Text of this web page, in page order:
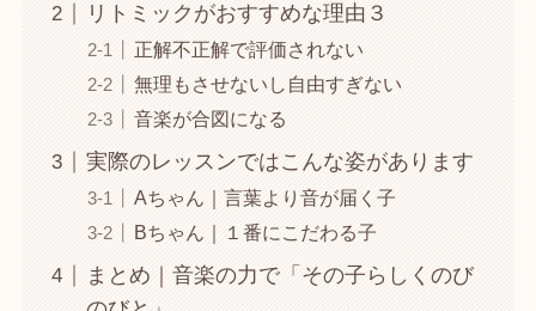
リトミックがおすすめな理由３
正解不正解で評価されない
無理もさせないし自由すぎない
音楽が合図になる
実際のレッスンではこんな姿があります
Aちゃん｜言葉より音が届く子
Bちゃん｜１番にこだわる子
まとめ｜音楽の力で「その子らしくのび